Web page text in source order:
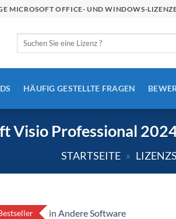
MICROSOFT OFFICE- UND WINDOWS-
Suchen
HÄUFIG GESTELLTE FRAGEN
Visio Professional
STARTSEITE »
in Andere Software